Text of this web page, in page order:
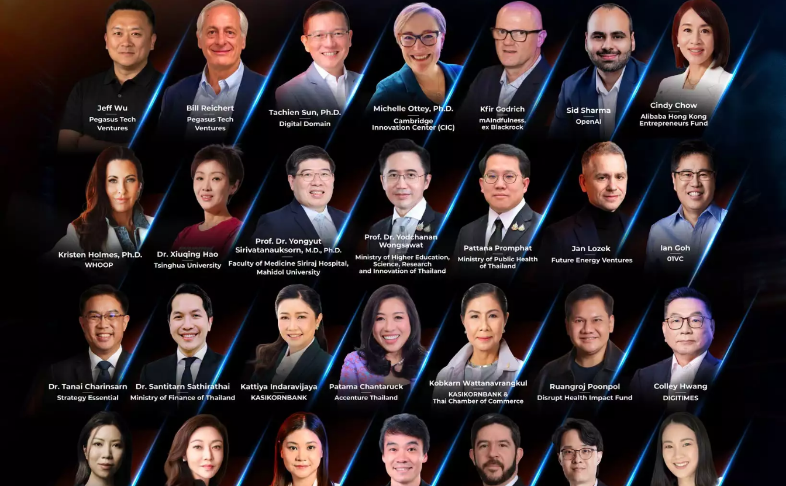
0
0
ประธานเจ้าหน้าที่บริหารด้านความยั่งยืน กลุ่มCapital A กล่าวว่า
“AirAsia เป็นพันธมิตรหลักของ Airbus ในอาเซียน เพื่อทดสอบความเป็นไปได้ของการผลิตเครื่องบิน
ขนส่งทางอากาศที่พัฒนาโดยใช้วัตถุดิบและเทคโนโลยีทางเลือก รวมถึงโครงการ ATM ที่เป็นนวัตกรรม
ใหม่ซึ่งได้รับการสนับสนุนจากทีมนวัตกรรมของแอร์บัส ในฐานะสายการบินระดับภูมิภาคที่มีฐานอยู่
ใน 5 ประเทศอาเซียน เรานำประสบการณ์การดำเนินงานที่เป็นผู้นำในภูมิภาคมาเสริมความเชี่ยวชาญ
ด้านเทคโนโลยีของ Airbus ความร่วมมือนี้ช่วยวางรากฐานสำหรับการสร้างโครงการร่วมกันในหลาย
ระดับ เพื่อตอบสนองความต้องการที่หลากหลายในการปรับปรุงประสิทธิภาพด้านสิ่งแวดล้อม”
AirAsia มีเป้าหมายลดการปล่อยคาร์บอนสุทธิเป็นศูนย์ภายในปี 2050โดยมีแผนอัปเกรดฝูงบินเป็น
เครื่องบินรุ่นใหม่ที่ประหยัดน้ำมันและเพิ่มการใช้ SAF โดยเครื่องบิน Airbus ทุกลำที่ส่งมอบให้
AirAsia ตั้งแต่ปี 2024 เป็นต้นไป จะใช้เชื้อเพลิงผสมที่มี SAF 5%